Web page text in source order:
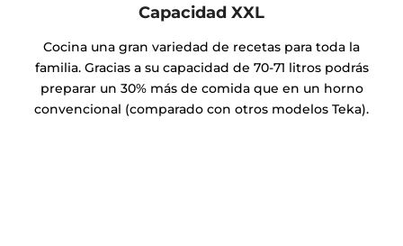
Capacidad XXL
Cocina una gran variedad de recetas para toda la
familia. Gracias a su capacidad de 70-71 litros podrás
preparar un 30% más de comida que en un horno
convencional (comparado con otros modelos Teka).